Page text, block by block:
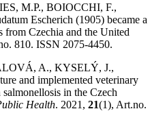
M.P., BOIOCCHI, F.,
Escherich (1905) became a
from Czechia and the United
810. ISSN 2075-4450.
A., KYSELÝ, J.,
and implemented veterinary
in the Czech
Health. 2021, 21(1), Art.no.